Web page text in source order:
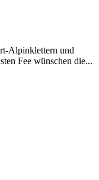
Alpinklettern und
Fee wünschen die...